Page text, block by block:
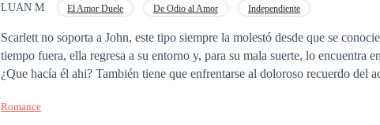
LUAN M El Amor Duele De Odio al Amor Independiente
Scarlett no soporta a John, este tipo siempre la molestó desde que se
tiempo fuera, ella regresa a su entorno y, para su mala suerte, lo encuentra
¿Que hacía él ahi? También tiene que enfrentarse al doloroso recuerdo del
Un invierno distinto, una navidad memorable, y un amor que a esperado
Romance